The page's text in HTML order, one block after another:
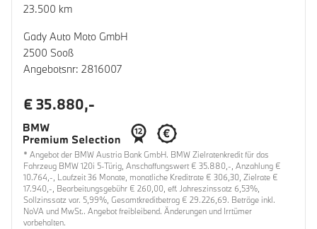
23.500 km
Gady Auto Moto GmbH
2500 Sooß
Angebotsnr: 2816007
€ 35.880,-
* Angebot der BMW Austria Bank GmbH. BMW Zielratenkredit für das
Fahrzeug BMW 120i 5-Türig, Anschaffungswert € 35.880,-, Anzahlung €
10.764,-, Laufzeit 36 Monate, monatliche Kreditrate € 306,30, Zielrate €
17.940,-, Bearbeitungsgebühr € 260,00, eff. Jahreszinssatz 6,53%,
Sollzinssatz var. 5,99%, Gesamtkreditbetrag € 29.226,69. Beträge inkl.
NoVA und MwSt.. Angebot freibleibend. Änderungen und Irrtümer
vorbehalten.